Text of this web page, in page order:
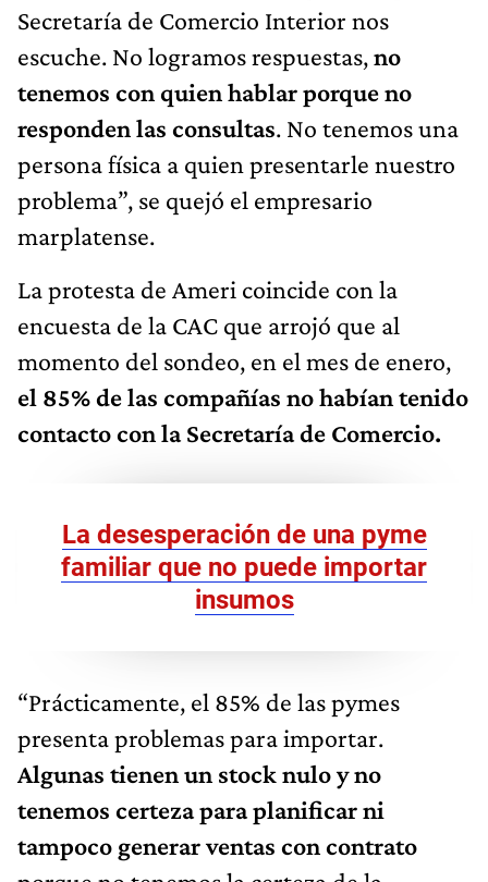
Secretaría de Comercio Interior nos
escuche. No logramos respuestas,no
tenemos con quien hablar porque no
responden las consultas. No tenemos una
persona física a quien presentarle nuestro
problema”, se quejó el empresario
marplatense.
La protesta de Ameri coincide con la
encuesta de la CAC que arrojó que al
momento del sondeo, en el mes de enero,
el 85% de las compañías no habían tenido
contacto con la Secretaría de Comercio.
La desesperación de una pyme
familiar que no puede importar
insumos
“Prácticamente, el 85% de las pymes
presenta problemas para importar.
Algunas tienen un stock nulo y no
tenemos certeza para planificar ni
tampoco generar ventas con contrato